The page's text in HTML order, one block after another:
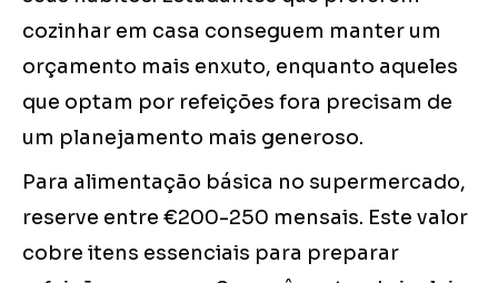
cozinhar em casa conseguem manter um
orçamento mais enxuto, enquanto aqueles
que optam por refeições fora precisam de
um planejamento mais generoso.
Para alimentação básica no supermercado,
reserve entre €200-250 mensais. Este valor
cobre itens essenciais para preparar